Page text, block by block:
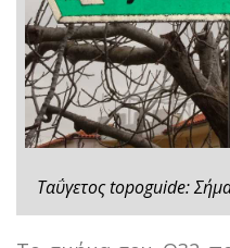
Ταΰγετος topoguide: